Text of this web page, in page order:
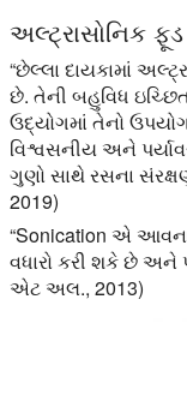
અલ્ટ્રાસોનિક
“છેલ્લા દાયકામાં
છે. તેની બહુવિધ
ઉદ્યોગમાં તેનો
વિશ્વસનીય અને
ગુણો સાથે રસના
2019)
“Sonication એ
વધારો કરી શકે છે અને
એટ અલ., 2013)